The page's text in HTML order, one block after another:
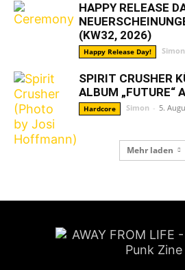
HAPPY RELEASE
(KW32, 2026)
Happy Release Day! Simon
SPIRIT CRUSHER
ALBUM „FUTURE“
Hardcore Simon - 5.
Mehr laden